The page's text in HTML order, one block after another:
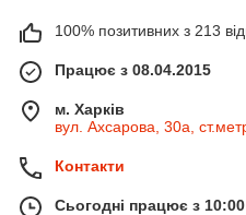
100% позитивних з 213
Працює з 08.04.2015
м. Харків
вул. Ахсарова, 30а,
Контакти
Сьогодні працює з